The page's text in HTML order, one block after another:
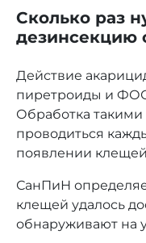
Сколько раз
дезинсекцию
Действие
пиретроиды и
Обработка
проводиться
появлении
СанПиН
клещей удалось
обнаруживают на